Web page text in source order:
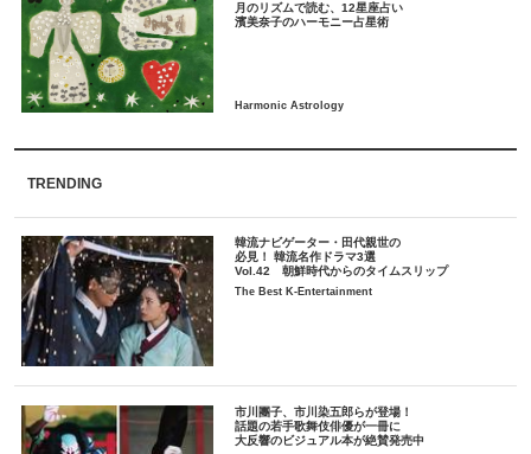
月のリズムで読む、12星座占い
TRENDING
韓流ナビゲーター・田代親世の
必見！ 韓流名作ドラマ3選
Vol.42 朝鮮時代からのタイムスリップ
The Best K-Entertainment
市川團子、市川染五郎らが登場！
話題の若手歌舞伎俳優が一冊に
大反響のビジュアル本が絶賛発売中